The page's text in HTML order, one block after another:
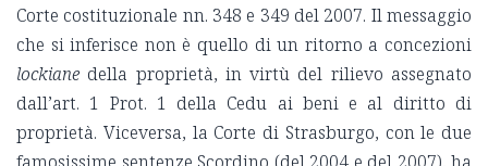
Corte costituzionale nn. 348 e 349 del 2007. Il messaggio
che si inferisce non è quello di un ritorno a concezioni
lockiane della proprietà, in virtù del rilievo assegnato
dall’art. 1 Prot. 1 della Cedu ai beni e al diritto di
proprietà. Viceversa, la Corte di Strasburgo, con le due